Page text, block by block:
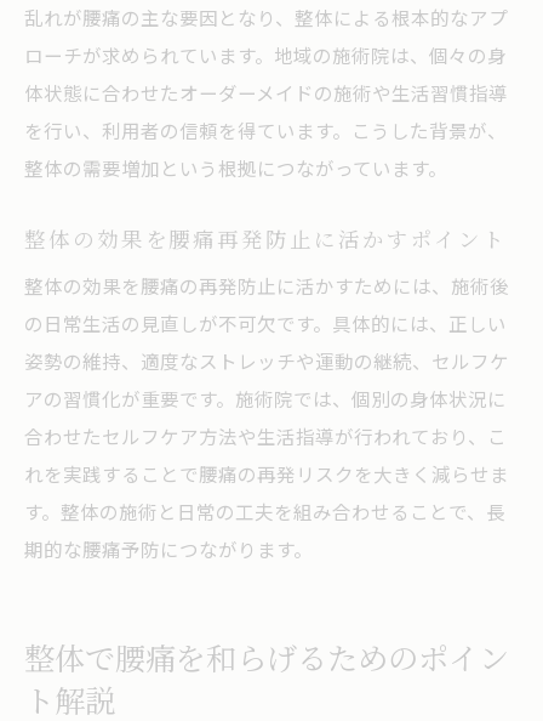
整体施術の効果を最大化する日常ケア方法
整体後の腰痛ケアに役立つ生活習慣改善
自宅でできる整体的セルフケアのポイント
整体効果を高めるための日常ストレッチ法
整体施術後の体調変化に合わせた対策法
整体院がすすめる腰痛予防のセルフケア
乱れが腰痛の主な要因となり、整体による根本的なアプ
ローチが求められています。地域の施術院は、個々の身
体状態に合わせたオーダーメイドの施術や生活習慣指導
を行い、利用者の信頼を得ています。こうした背景が、
整体の需要増加という根拠につながっています。
整体の効果を腰痛再発防止に活かすポイント
整体の効果を腰痛の再発防止に活かすためには、施術後
の日常生活の見直しが不可欠です。具体的には、正しい
姿勢の維持、適度なストレッチや運動の継続、セルフケ
アの習慣化が重要です。施術院では、個別の身体状況に
合わせたセルフケア方法や生活指導が行われており、こ
れを実践することで腰痛の再発リスクを大きく減らせま
す。整体の施術と日常の工夫を組み合わせることで、長
期的な腰痛予防につながります。
整体で腰痛を和らげるためのポイン
ト解説